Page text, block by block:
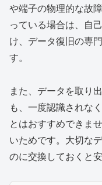
や端子の物理的な故
っている場合は、自
け、データ復旧の専
す。
また、データを取り
も、一度認識されな
とはおすすめできま
いためです。大切な
のに交換しておくと安